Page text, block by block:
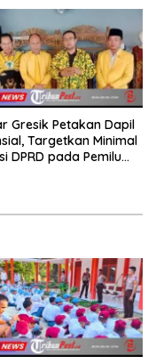
Gresik Petakan Dapil
Targetkan Minimal
DPRD pada Pemilu